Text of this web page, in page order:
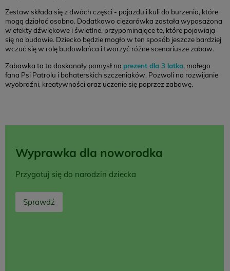
Zestaw składa się z dwóch części - pojazdu i kuli do burzenia, które
mogą działać osobno. Dodatkowo ciężarówka została wyposażona
w efekty dźwiękowe i świetlne, przypominające te, które pojawiają
się na budowie. Dziecko będzie mogło w ten sposób jeszcze bardziej
wczuć się w rolę budowlańca i tworzyć różne scenariusze zabaw.
Zabawka ta to doskonały pomysł na prezent dla 3 latka, małego
fana Psi Patrolu i bohaterskich szczeniaków. Pozwoli na rozwijanie
wyobraźni, kreatywności oraz uczenie się poprzez zabawę.
Wyprawka dla noworodka
Przygotuj się do narodzin dziecka
Sprawdź